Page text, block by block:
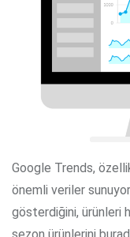
Google Trends,
önemli veriler
gösterdiğini, ürünleri